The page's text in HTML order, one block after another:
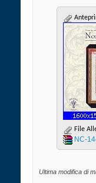
File
NC-
Ultima modifica di